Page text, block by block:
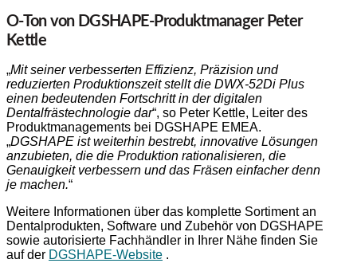
O-Ton von DGSHAPE-Produktmanager Peter
Kettle
„Mit seiner verbesserten Effizienz, Präzision und
reduzierten Produktionszeit stellt die DWX-52Di Plus
einen bedeutenden Fortschritt in der digitalen
Dentalfrästechnologie dar“, so Peter Kettle, Leiter des
Produktmanagements bei DGSHAPE EMEA.
„DGSHAPE ist weiterhin bestrebt, innovative Lösungen
anzubieten, die die Produktion rationalisieren, die
Genauigkeit verbessern und das Fräsen einfacher denn
je machen.“
Weitere Informationen über das komplette Sortiment an
Dentalprodukten, Software und Zubehör von DGSHAPE
sowie autorisierte Fachhändler in Ihrer Nähe finden Sie
auf der DGSHAPE-Website .